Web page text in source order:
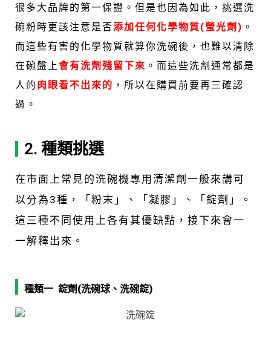
很多大品牌的第一保證。但是也因為如此，挑選洗
碗粉時更該注意是否添加任何化學物質(螢光劑) 。
而這些有害的化學物質就算你洗碗後，也難以清除
在碗盤上會有洗劑殘留下來 。而這些洗劑通常都是
人的 肉眼看不出來的 ，所以在購買前要再三確認
過。
2. 種類挑選
在市面上常見的洗碗機專用清潔劑一般來講可
以分為3種，「粉末」、「凝膠」、「錠劑」。
這三種不同使用上各有其優缺點，接下來會一
一解釋出來。
種類一 錠劑(洗碗球、洗碗錠)